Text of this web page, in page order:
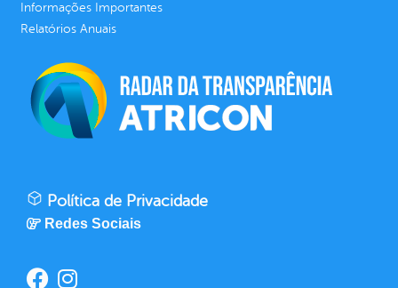
Informações Importantes
Relatórios Anuais
Política de Privacidade
Redes Sociais